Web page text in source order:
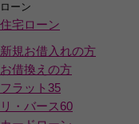
ローン
住宅ローン
新規お借入れの方
お借換えの方
フラット35
リ・バース60